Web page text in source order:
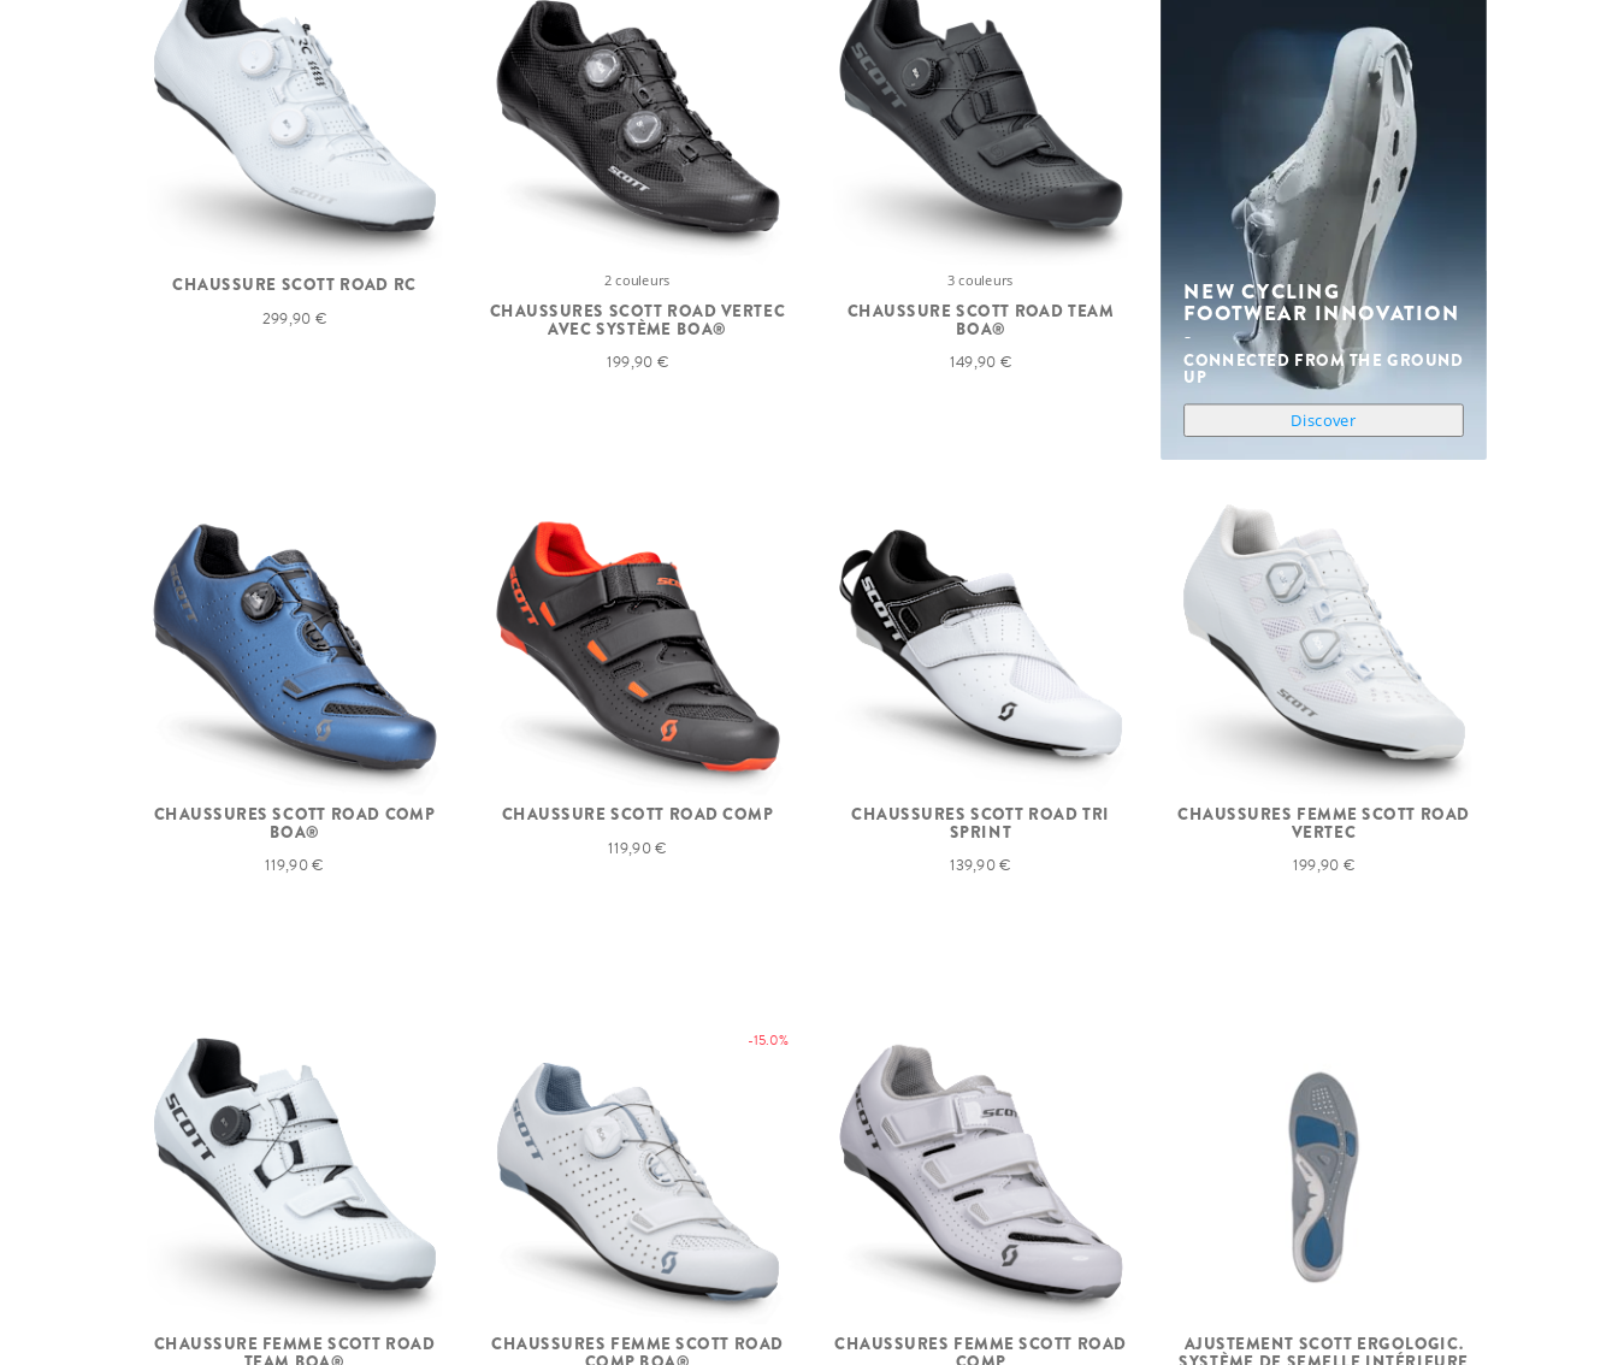
CHAUSSURE SCOTT ROAD RC
299,90 €
2 couleurs
CHAUSSURES SCOTT ROAD VERTEC
AVEC SYSTÈME BOA®
199,90 €
3 couleurs
CHAUSSURE SCOTT ROAD TEAM
BOA®
149,90 €
NEW CYCLING
FOOTWEAR INNOVATION
CONNECTED FROM THE GROUND
UP
Discover
CHAUSSURES SCOTT ROAD COMP
BOA®
119,90 €
CHAUSSURE SCOTT ROAD COMP
119,90 €
CHAUSSURES SCOTT ROAD TRI
SPRINT
139,90 €
CHAUSSURES FEMME SCOTT ROAD
VERTEC
199,90 €
CHAUSSURE FEMME SCOTT ROAD
-15.0%
CHAUSSURES FEMME SCOTT ROAD CHAUSSURES FEMME SCOTT ROAD AJUSTEMENT SCOTT ERGOLOGIC.